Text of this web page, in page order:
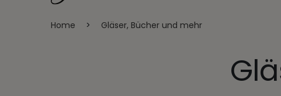
Home > Gläser, Bücher und mehr